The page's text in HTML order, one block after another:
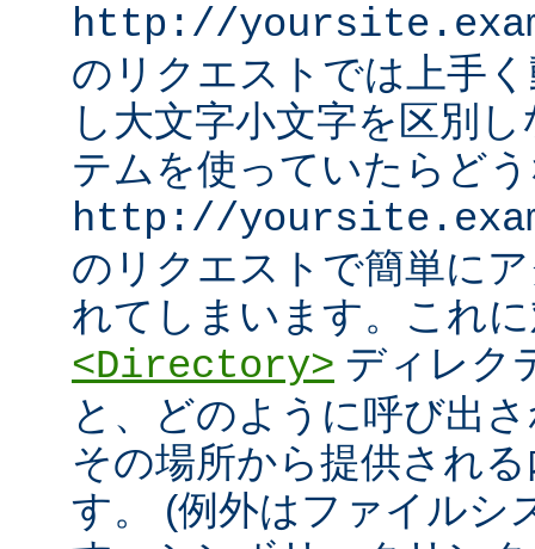
http://
のリクエストでは上手
し大文字小文字を区別
テムを使っていたらど
http://
のリクエストで簡単に
れてしまいます。これ
<Directory> ディレク
と、どのように呼び出
その場所から提供され
す。 (例外はファイルシ